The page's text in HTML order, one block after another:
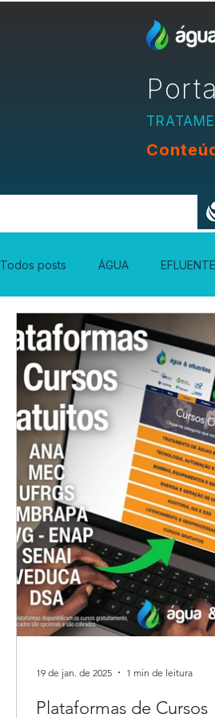
Todos posts ÁGUA
Plataformas de Cursos
19 de jan. de 2025 1 min de leitura